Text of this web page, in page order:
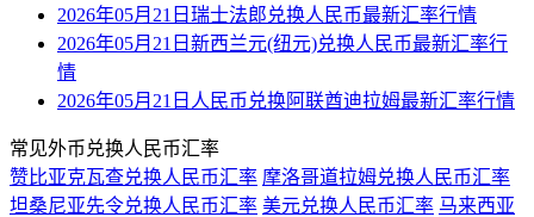
2026年05月21日瑞士法郎兑换人民币最新汇率行情
2026年05月21日新西兰元(纽元)兑换人民币最新汇率行
情
2026年05月21日人民币兑换阿联酋迪拉姆最新汇率行情
常见外币兑换人民币汇率
赞比亚克瓦查兑换人民币汇率 摩洛哥道拉姆兑换人民币汇率
坦桑尼亚先令兑换人民币汇率 美元兑换人民币汇率 马来西亚